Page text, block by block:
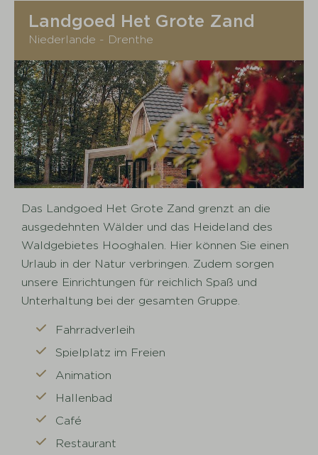
Landgoed Het Grote Zand
Niederlande - Drenthe
Das Landgoed Het Grote Zand grenzt an die
ausgedehnten Wälder und das Heideland des
Waldgebietes Hooghalen. Hier können Sie einen
Urlaub in der Natur verbringen. Zudem sorgen
unsere Einrichtungen für reichlich Spaß und
Unterhaltung bei der gesamten Gruppe.
Fahrradverleih
Spielplatz im Freien
Animation
Hallenbad
Café
Restaurant